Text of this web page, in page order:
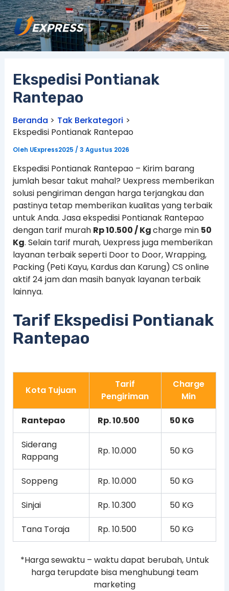
Lewati
ke
konten
Ekspedisi Pontianak
Rantepao
Beranda
Tak Berkategori
Ekspedisi Pontianak Rantepao
Oleh UExpress2025 / 3 Agustus 2026
Ekspedisi Pontianak Rantepao – Kirim barang
jumlah besar takut mahal? Uexpress memberikan
solusi pengiriman dengan harga terjangkau dan
pastinya tetap memberikan kualitas yang terbaik
untuk Anda. Jasa ekspedisi Pontianak Rantepao
dengan tarif murah Rp 10.500 / Kgcharge min 50
Kg. Selain tarif murah, Uexpress juga memberikan
layanan terbaik seperti Door to Door, Wrapping,
Packing (Peti Kayu, Kardus dan Karung) CS online
aktif 24 jam dan masih banyak layanan terbaik
lainnya.
Tarif Ekspedisi Pontianak
Rantepao
Kota Tujuan
Tarif
Pengiriman
Charge
Min
Rantepao Rp. 10.500 50 KG
Siderang
Rappang
Rp. 10.000 50 KG
Soppeng Rp. 10.000 50 KG
Sinjai Rp. 10.300 50 KG
Tana Toraja Rp. 10.500 50 KG
*Harga sewaktu – waktu dapat berubah, Untuk
harga terupdate bisa menghubungi team
marketing